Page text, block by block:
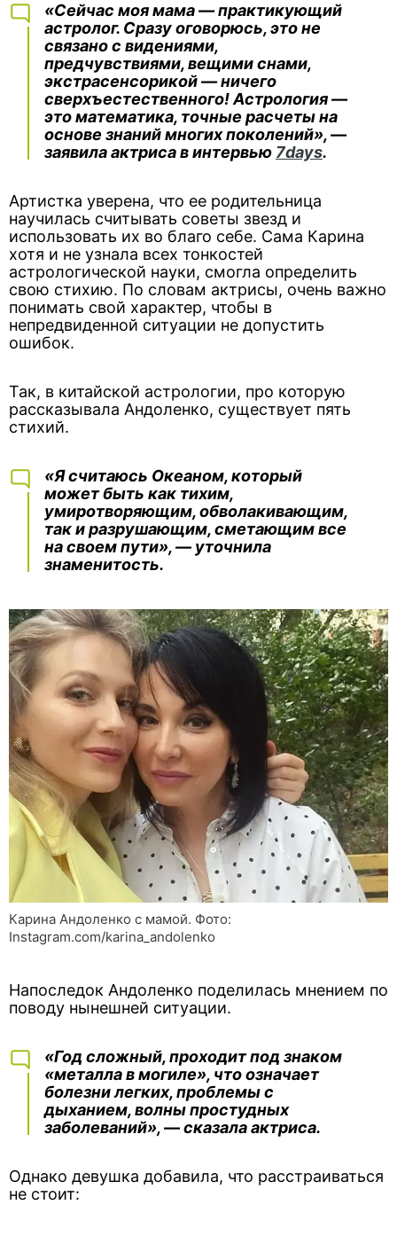
«Сейчас моя мама — практикующий
астролог. Сразу оговорюсь, это не
связано с видениями,
предчувствиями, вещими снами,
экстрасенсорикой — ничего
сверхъестественного! Астрология —
это математика, точные расчеты на
основе знаний многих поколений», —
заявила актриса в интервью 7days.
Артистка уверена, что ее родительница
научилась считывать советы звезд и
использовать их во благо себе. Сама Карина
хотя и не узнала всех тонкостей
астрологической науки, смогла определить
свою стихию. По словам актрисы, очень важно
понимать свой характер, чтобы в
непредвиденной ситуации не допустить
ошибок.
Так, в китайской астрологии, про которую
рассказывала Андоленко, существует пять
стихий.
«Я считаюсь Океаном, который
может быть как тихим,
умиротворяющим, обволакивающим,
так и разрушающим, сметающим все
на своем пути», — уточнила
знаменитость.
Карина Андоленко с мамой. Фото:
Instagram.com/karina_andolenko
Напоследок Андоленко поделилась мнением по
поводу нынешней ситуации.
«Год сложный, проходит под знаком
«металла в могиле», что означает
болезни легких, проблемы с
дыханием, волны простудных
заболеваний», — сказала актриса.
Однако девушка добавила, что расстраиваться
не стоит: